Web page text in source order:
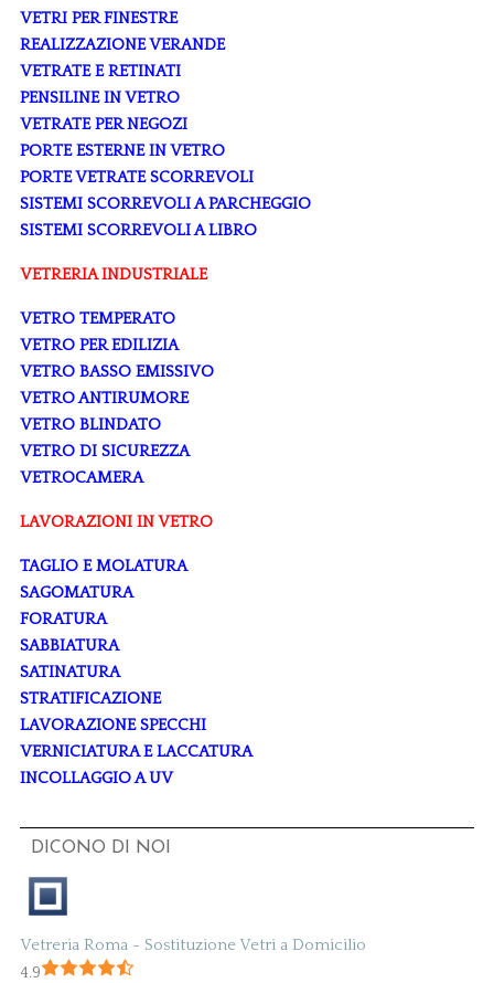
VETRI PER FINESTRE
REALIZZAZIONE VERANDE
VETRATE E RETINATI
PENSILINE IN VETRO
VETRATE PER NEGOZI
PORTE ESTERNE IN VETRO
PORTE VETRATE SCORREVOLI
SISTEMI SCORREVOLI A PARCHEGGIO
SISTEMI SCORREVOLI A LIBRO
VETRERIA INDUSTRIALE
VETRO TEMPERATO
VETRO PER EDILIZIA
VETRO BASSO EMISSIVO
VETRO ANTIRUMORE
VETRO BLINDATO
VETRO DI SICUREZZA
VETROCAMERA
LAVORAZIONI IN VETRO
TAGLIO E MOLATURA
SAGOMATURA
FORATURA
SABBIATURA
SATINATURA
STRATIFICAZIONE
LAVORAZIONE SPECCHI
VERNICIATURA E LACCATURA
INCOLLAGGIO A UV
DICONO DI NOI
Vetreria Roma - Sostituzione Vetri a Domicilio
4.9